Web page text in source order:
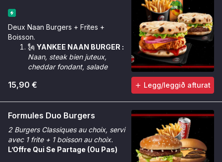
Deux Naan Burgers + Frites +
Boisson.
🗽 YANKEE NAAN BURGER :
Naan, steak bien juteux,
cheddar fondant, salade
cube, sauce Géant.
croustillant, cheddar fondant,
salade iceberg croquante,
oignons rouges, rondelles de
tomate, sauce Chicken Max &
15,90 € Legg/leggið afturat
Formules Duo Burgers
2 Burgers Classiques au choix, servi
avec 1 frite + 1 boisson au choix.
L’Offre Qui Se Partage (Ou Pas)